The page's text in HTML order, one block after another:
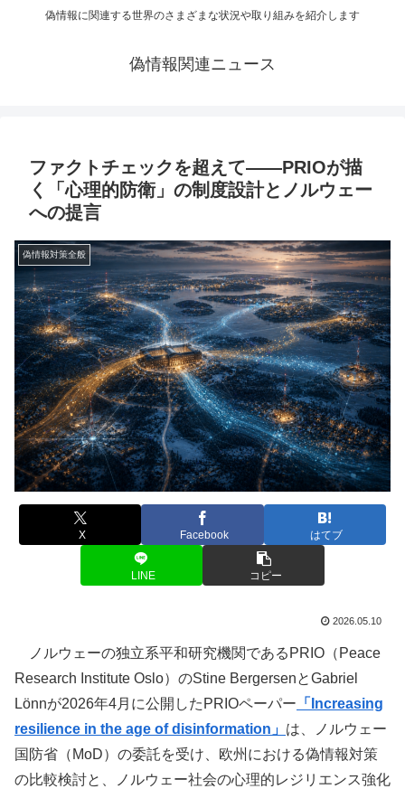
偽情報に関連する世界のさまざまな状況や取り組みを紹介します
偽情報関連ニュース
ファクトチェックを超えて——PRIOが描
く「心理的防衛」の制度設計とノルウェー
への提言
偽情報対策全般
X Facebook はてブ
LINE コピー
2026.05.10
ノルウェーの独立系平和研究機関であるPRIO（Peace
Research Institute Oslo）のStine BergersenとGabriel
Lönnが2026年4月に公開したPRIOペーパー 「Increasing
resilience in the age of disinformation」 は、ノルウェー
国防省（MoD）の委託を受け、欧州における偽情報対策
の比較検討と、ノルウェー社会の心理的レジリエンス強化